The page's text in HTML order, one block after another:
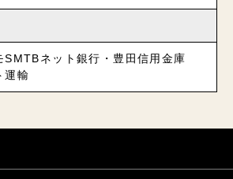
SMTBネット銀行・豊田信用金庫
運輸